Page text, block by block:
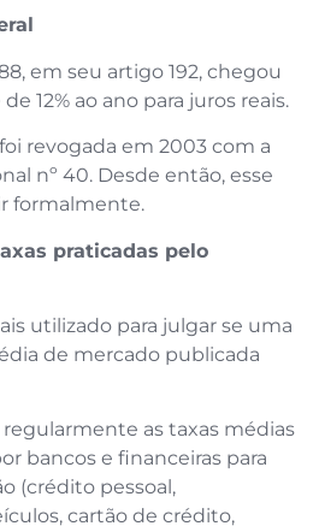
em seu artigo 192, chegou
12% ao ano para juros reais.
revogada em 2003 com a
nº 40. Desde então, esse
formalmente.
praticadas pelo
utilizado para julgar se uma
de mercado publicada
as taxas médias
bancos e financeiras para
(crédito pessoal,
cartão de crédito,